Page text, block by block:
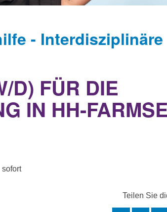
- Interdisziplinäre
D) FÜR DIE
IN HH-
sofort
Teilen Sie